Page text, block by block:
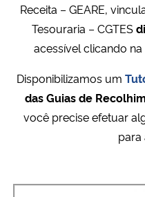
Receita – GEARE,
Tesouraria – CGTES
acessível clicando
Disponibilizamos um
das Guias de
você precise efetuar
para